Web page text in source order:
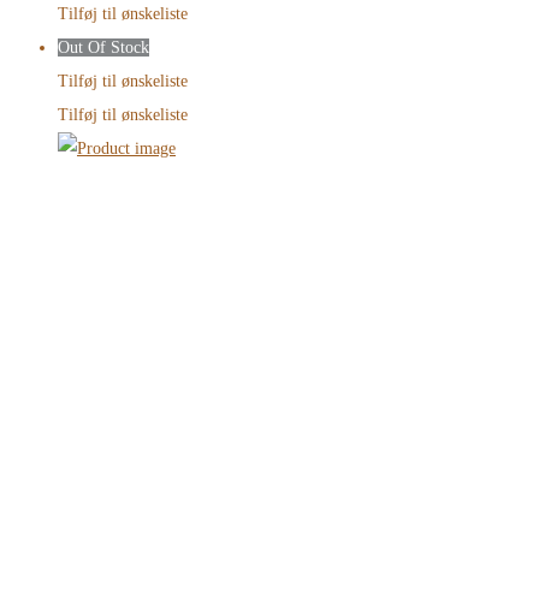
Tilføj til ønskeliste
Out Of Stock
Tilføj til ønskeliste
Tilføj til ønskeliste